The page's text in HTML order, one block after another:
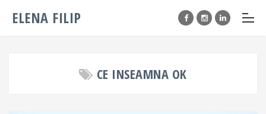
ELENA FILIP
CE INSEAMNA OK